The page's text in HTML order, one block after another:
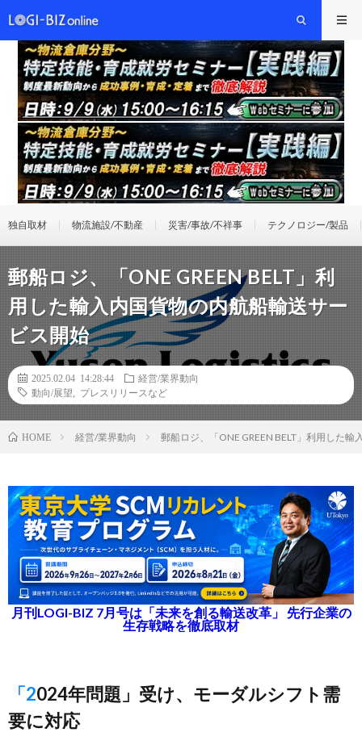
独自取材 物流施設/不動産 災害/事故/不祥事 テクノロジー/製品
郵船ロジ、「ONE GREEN BELT」利
用した輸入内国貨物の内航船輸送サー
ビス開始
2025.02.04 14:28:44
経営/業界動向
動向/展望
プレスリリースなど
HOME 経営/業界動向 郵船ロジ、「ONE GREEN BELT」利用した
月刊LOGI-BIZ 7月号は「未来を創る輸送改革」 先行企業の
生存戦略を徹底取材
「2024年問題」受け、モーダルシフト需
要に対応